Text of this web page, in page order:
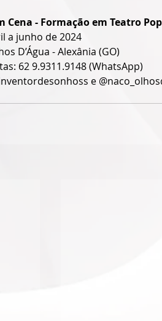
Cena - Formação em Teatro
a junho de 2024
D’Água - Alexânia (GO)
62 9.9311.9148 (WhatsApp)
e